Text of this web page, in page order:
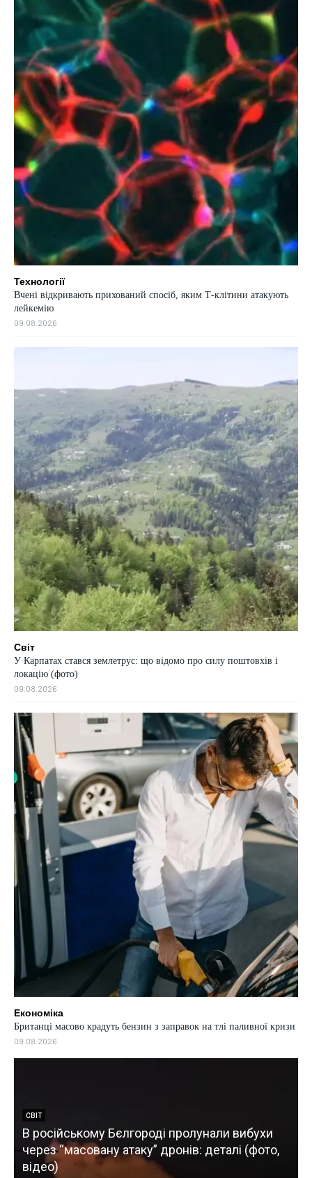
Технології
Вчені відкривають прихований спосіб, яким Т-клітини атакують
лейкемію
09.08.2026
Світ
У Карпатах стався землетрус: що відомо про силу поштовхів і
локацію (фото)
09.08.2026
Економіка
Британці масово крадуть бензин з заправок на тлі паливної кризи
09.08.2026
СВІТ
В російському Бєлгороді пролунали вибухи
через “масовану атаку” дронів: деталі (фото,
відео)